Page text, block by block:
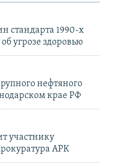
стандарта 1990-х
угрозе здоровью
нефтяного
крае РФ
участнику
АРК